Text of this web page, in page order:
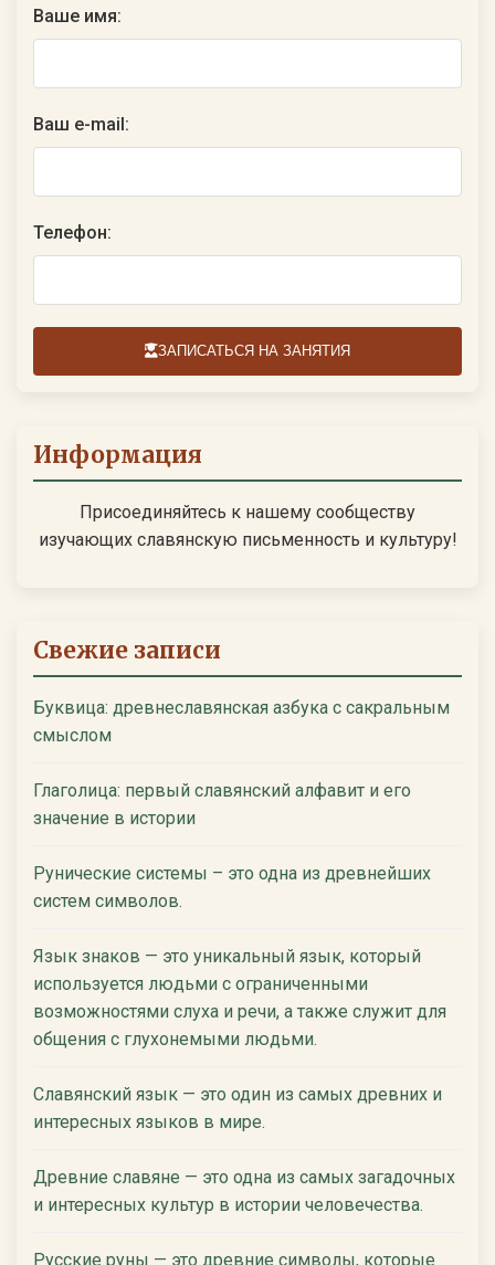
Ваше имя:
Ваш e-mail:
Телефон:
ЗАПИСАТЬСЯ НА ЗАНЯТИЯ
Информация
Присоединяйтесь к нашему сообществу
изучающих славянскую письменность и культуру!
Свежие записи
Буквица: древнеславянская азбука с сакральным
смыслом
Глаголица: первый славянский алфавит и его
значение в истории
Рунические системы – это одна из древнейших
систем символов.
Язык знаков — это уникальный язык, который
используется людьми с ограниченными
возможностями слуха и речи, а также служит для
общения с глухонемыми людьми.
Славянский язык — это один из самых древних и
интересных языков в мире.
Древние славяне — это одна из самых загадочных
и интересных культур в истории человечества.
Русские руны — это древние символы, которые